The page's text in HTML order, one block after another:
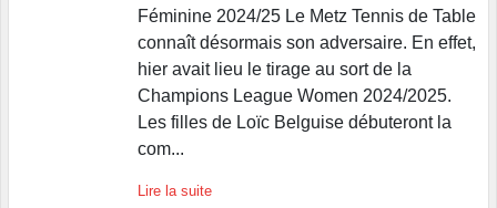
Féminine 2024/25 Le Metz Tennis de Table
connaît désormais son adversaire. En effet,
hier avait lieu le tirage au sort de la
Champions League Women 2024/2025.
Les filles de Loïc Belguise débuteront la
com...
Lire la suite